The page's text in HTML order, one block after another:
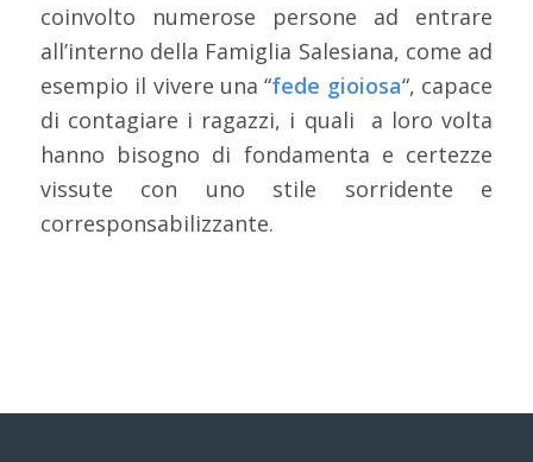
coinvolto numerose persone ad entrare
all’interno della Famiglia Salesiana, come ad
esempio il vivere una “fede gioiosa“, capace
di contagiare i ragazzi, i quali a loro volta
hanno bisogno di fondamenta e certezze
vissute con uno stile sorridente e
corresponsabilizzante.